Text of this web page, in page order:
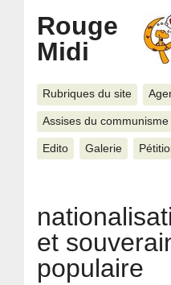
Rouge
Midi
Rubriques du site
Assises du communisme
Edito Galerie
et
populaire